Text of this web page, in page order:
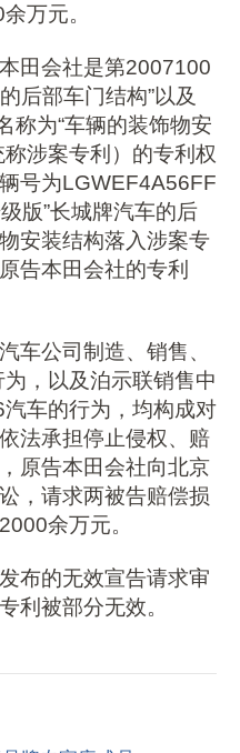
万元。
田会社是第2007100
后部车门结构”以及
称为“车辆的装饰物安
涉案专利）的专利权
号为LGWEF4A56FF
版”长城牌汽车的后
安装结构落入涉案专
告本田会社的专利
车公司制造、销售、
，以及泊示联销售中
车的行为，均构成对
法承担停止侵权、赔
原告本田会社向北京
，请求两被告赔偿损
余万元。
布的无效宣告请求审
利被部分无效。